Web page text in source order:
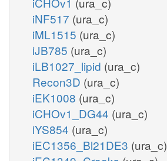
iNF517 (ura_c)
iML1515 (ura_c)
iJB785 (ura_c)
iLB1027_lipid (ura_c)
Recon3D (ura_c)
iEK1008 (ura_c)
iCHOv1_DG44 (ura_c)
iYS854 (ura_c)
iEC1356_Bl21DE3 (ura_c)